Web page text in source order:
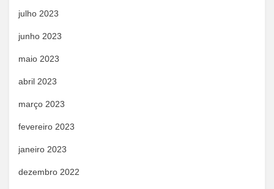
julho 2023
junho 2023
maio 2023
abril 2023
março 2023
fevereiro 2023
janeiro 2023
dezembro 2022